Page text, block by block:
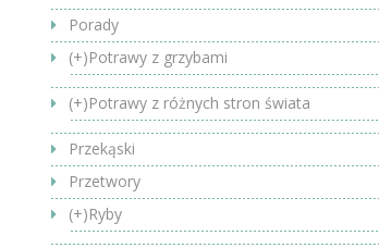
Porady
(+)Potrawy z grzybami
(+)Potrawy z różnych stron świata
Przekąski
Przetwory
(+)Ryby